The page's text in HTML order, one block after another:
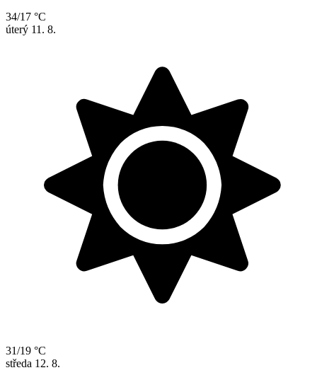
34/17 °C
úterý 11. 8.
31/19 °C
středa 12. 8.